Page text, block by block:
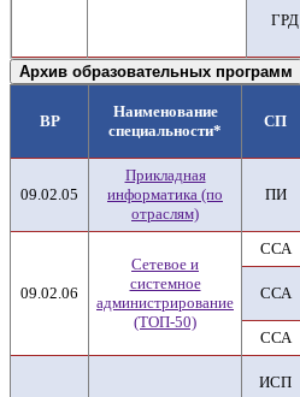
ГРД
Архив образовательных программ
ВР
Наименование
специальности*
СП
09.02.05
Прикладная
информатика (по
отраслям)
ПИ
09.02.06
Сетевое и
системное
администрирование
(ТОП-50)
ССА
ССА
ССА
ИСП